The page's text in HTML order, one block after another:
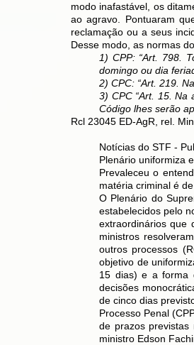
modo inafastável, os
ao agravo. Pontuaram
reclamação ou a seus
Desse modo, as normas
1) CPP: “Art. 798.
domingo ou dia
2) CPC: “Art. 219.
3) CPC “Art. 15. Na
Código lhes serão
Rcl 23045 ED-AgR, rel.
Notícias do STF -
Plenário uniformiza
Prevaleceu o
matéria criminal é de
O Plenário do
estabelecidos pelo
extraordinários que
ministros
outros processos
objetivo de
15 dias) e a forma
decisões
de cinco dias
Processo Penal
de prazos previstas
ministro Edson